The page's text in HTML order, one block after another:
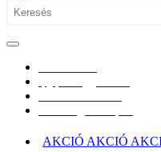
AKCIÓ AKCIÓ